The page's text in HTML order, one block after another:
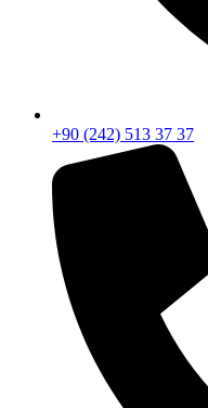
+90 (242) 513 37 37